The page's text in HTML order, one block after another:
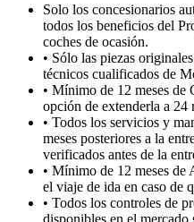
Solo los concesionarios
todos los beneficios del
coches de ocasión.
• Sólo las piezas
técnicos cualificados de
• Mínimo de 12 meses
opción de extenderla a 24
• Todos los servicios y
meses posteriores a la
verificados antes de la
• Mínimo de 12 meses de
el viaje de ida en caso de
• Todos los controles de
disponibles en el